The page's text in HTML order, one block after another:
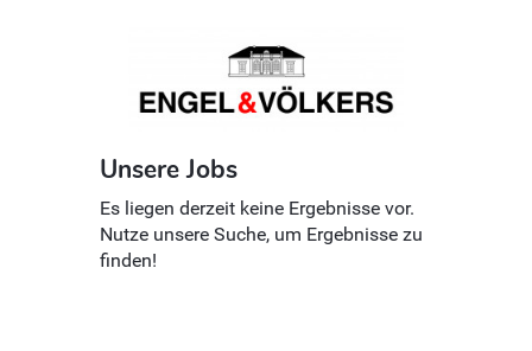
Unsere Jobs
Es liegen derzeit keine Ergebnisse vor.
Nutze unsere Suche, um Ergebnisse zu
finden!